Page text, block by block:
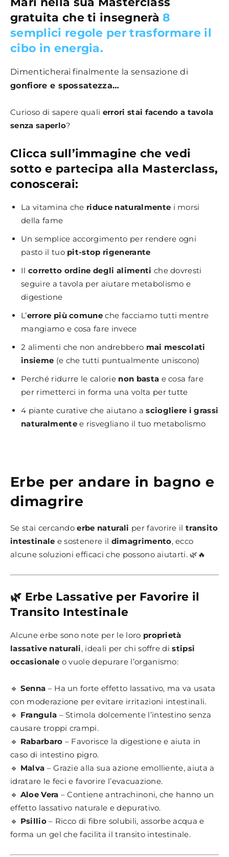
gratuita che ti insegnerà 8
semplici regole per trasformare il
cibo in energia.
Dimenticherai finalmente la sensazione di
gonfiore e spossatezza…
Curioso di sapere quali errori stai facendo a tavola
senza saperlo?
Clicca sull’immagine che vedi
sotto e partecipa alla Masterclass,
conoscerai:
La vitamina che riduce naturalmente i morsi
della fame
Un semplice accorgimento per rendere ogni
pasto il tuo pit-stop rigenerante
Il corretto ordine degli alimenti che dovresti
seguire a tavola per aiutare metabolismo e
digestione
L’errore più comune che facciamo tutti mentre
mangiamo e cosa fare invece
2 alimenti che non andrebbero mai mescolati
insieme (e che tutti puntualmente uniscono)
Perché ridurre le calorie non basta e cosa fare
per rimetterci in forma una volta per tutte
4 piante curative che aiutano asciogliere i grassi
naturalmentee risvegliano il tuo metabolismo
Erbe per andare in bagno e
dimagrire
Se stai cercandoerbe naturali per favorire iltransito
intestinale e sostenere il dimagrimento, ecco
alcune soluzioni efficaci che possono aiutarti. 🌿🔥
🌿 Erbe Lassative per Favorire il
Transito Intestinale
Alcune erbe sono note per le loro proprietà
lassative naturali, ideali per chi soffre distipsi
occasionale o vuole depurare l’organismo:
🔹 Senna – Ha un forte effetto lassativo, ma va usata
con moderazione per evitare irritazioni intestinali.
🔹 Frangula – Stimola dolcemente l’intestino senza
causare troppi crampi.
🔹 Rabarbaro – Favorisce la digestione e aiuta in
caso di intestino pigro.
🔹 Malva – Grazie alla sua azione emolliente, aiuta a
idratare le feci e favorire l’evacuazione.
🔹 Aloe Vera – Contiene antrachinoni, che hanno un
effetto lassativo naturale e depurativo.
🔹 Psillio– Ricco di fibre solubili, assorbe acqua e
forma un gel che facilita il transito intestinale.